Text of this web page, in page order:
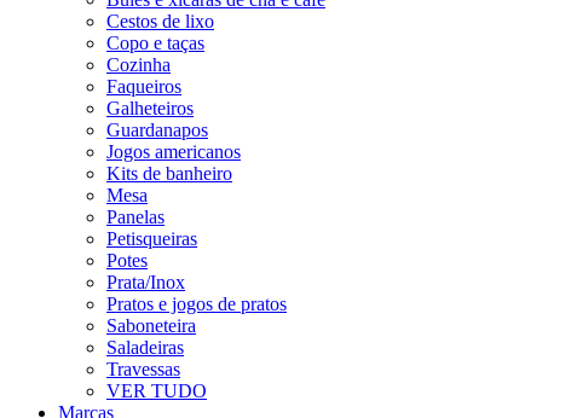
Cestos de lixo
Copo e taças
Cozinha
Faqueiros
Galheteiros
Guardanapos
Jogos americanos
Kits de banheiro
Mesa
Panelas
Petisqueiras
Potes
Prata/Inox
Pratos e jogos de pratos
Saboneteira
Saladeiras
Travessas
VER TUDO
Marcas